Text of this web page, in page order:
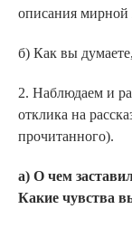
описания мирной
б) Как вы
2. Наблюдаем и
отклика на
прочитанного).
а) О чем
Какие чувства